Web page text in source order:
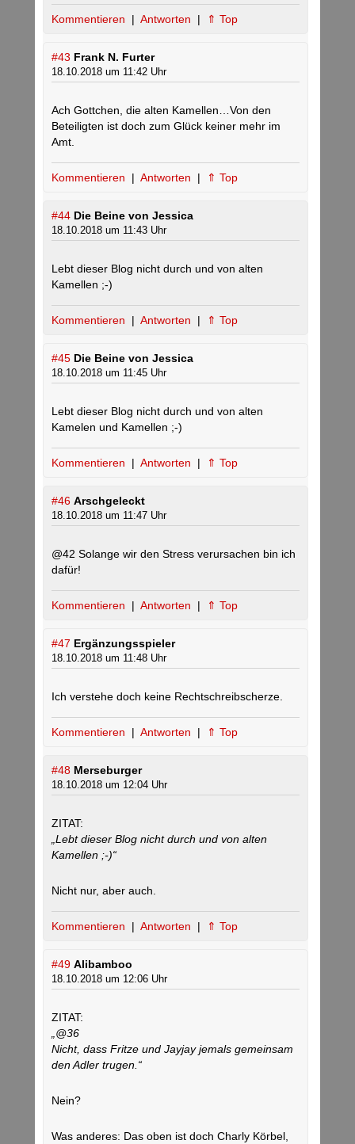
Kommentieren | Antworten | ⇑ Top
#43 Frank N. Furter
18.10.2018 um 11:42 Uhr
Ach Gottchen, die alten Kamellen…Von den
Beteiligten ist doch zum Glück keiner mehr im
Amt.
Kommentieren | Antworten | ⇑ Top
#44 Die Beine von Jessica
18.10.2018 um 11:43 Uhr
Lebt dieser Blog nicht durch und von alten
Kamellen ;-)
Kommentieren | Antworten | ⇑ Top
#45 Die Beine von Jessica
18.10.2018 um 11:45 Uhr
Lebt dieser Blog nicht durch und von alten
Kamelen und Kamellen ;-)
Kommentieren | Antworten | ⇑ Top
#46 Arschgeleckt
18.10.2018 um 11:47 Uhr
@42 Solange wir den Stress verursachen bin ich
dafür!
Kommentieren | Antworten | ⇑ Top
#47 Ergänzungsspieler
18.10.2018 um 11:48 Uhr
Ich verstehe doch keine Rechtschreibscherze.
Kommentieren | Antworten | ⇑ Top
#48 Merseburger
18.10.2018 um 12:04 Uhr
ZITAT:
„Lebt dieser Blog nicht durch und von alten
Kamellen ;-)“
Nicht nur, aber auch.
Kommentieren | Antworten | ⇑ Top
#49 Alibamboo
18.10.2018 um 12:06 Uhr
ZITAT:
„@36
Nicht, dass Fritze und Jayjay jemals gemeinsam
den Adler trugen.“
Nein?
Was anderes: Das oben ist doch Charly Körbel,